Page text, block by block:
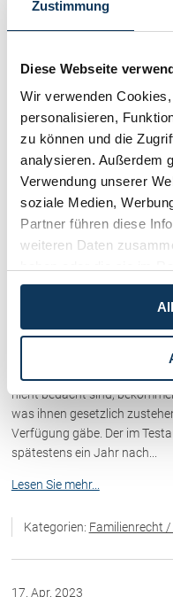
Zustimmung
Diese Webseite
Wir verwenden
personalisieren,
zu können und die
analysieren. Außerdem
Verwendung unserer
soziale Medien,
Partner führen diese
weiteren Daten
gesammelt haben.
Verweigert der belangte
Kind beantragte die
sei. Der Antragsgegner
einem DNA-Gutachten zum
Vaterschaft...
Lesen Sie mehr...
Kategorien:Familienrecht
19. Mai. 2023
Vorsicht beim
Kinder und Ehegatten
nicht bedacht sind,
was ihnen gesetzlich
Verfügung gäbe. Der im
spätestens ein Jahr nach...
Lesen Sie mehr...
Kategorien: Familienrecht
17. Apr. 2023